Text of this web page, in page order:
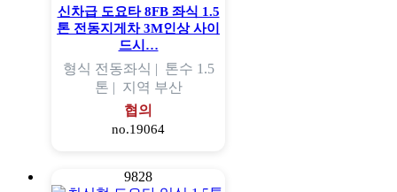
신차급 도요타 8FB 좌식 1.5
톤 전동지게차 3M인상 사이
드시…
형식 전동좌식 | 톤수 1.5
톤 | 지역 부산
협의
no.19064
9828